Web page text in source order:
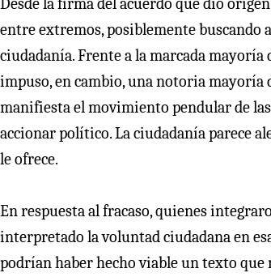
entre extremos, posiblemente buscando
ciudadanía. Frente a la marcada
impuso, en cambio, una notoria mayoría
manifiesta el movimiento pendular de
accionar político. La ciudadanía parece
le ofrece.
En respuesta al fracaso, quienes
interpretado la voluntad ciudadana en
podrían haber hecho viable un texto que